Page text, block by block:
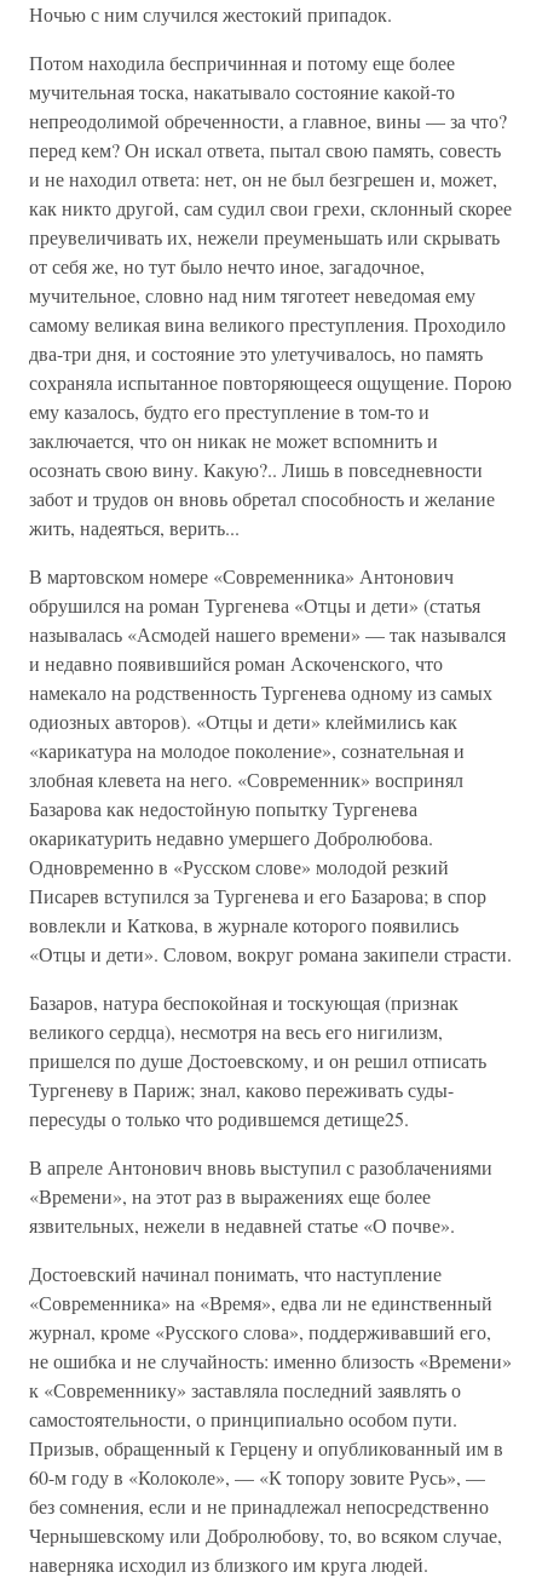
Ночью с ним случился жестокий припадок.
Потом находила беспричинная и потому еще более
мучительная тоска, накатывало состояние какой-то
непреодолимой обреченности, а главное, вины — за что?
перед кем? Он искал ответа, пытал свою память, совесть
и не находил ответа: нет, он не был безгрешен и, может,
как никто другой, сам судил свои грехи, склонный скорее
преувеличивать их, нежели преуменьшать или скрывать
от себя же, но тут было нечто иное, загадочное,
мучительное, словно над ним тяготеет неведомая ему
самому великая вина великого преступления. Проходило
два-три дня, и состояние это улетучивалось, но память
сохраняла испытанное повторяющееся ощущение. Порою
ему казалось, будто его преступление в том-то и
заключается, что он никак не может вспомнить и
осознать свою вину. Какую?.. Лишь в повседневности
забот и трудов он вновь обретал способность и желание
жить, надеяться, верить...
В мартовском номере «Современника» Антонович
обрушился на роман Тургенева «Отцы и дети» (статья
называлась «Асмодей нашего времени» — так назывался
и недавно появившийся роман Аскоченского, что
намекало на родственность Тургенева одному из самых
одиозных авторов). «Отцы и дети» клеймились как
«карикатура на молодое поколение», сознательная и
злобная клевета на него. «Современник» воспринял
Базарова как недостойную попытку Тургенева
окарикатурить недавно умершего Добролюбова.
Одновременно в «Русском слове» молодой резкий
Писарев вступился за Тургенева и его Базарова; в спор
вовлекли и Каткова, в журнале которого появились
«Отцы и дети». Словом, вокруг романа закипели страсти.
Базаров, натура беспокойная и тоскующая (признак
великого сердца), несмотря на весь его нигилизм,
пришелся по душе Достоевскому, и он решил отписать
Тургеневу в Париж; знал, каково переживать суды-
пересуды о только что родившемся детище25.
В апреле Антонович вновь выступил с разоблачениями
«Времени», на этот раз в выражениях еще более
язвительных, нежели в недавней статье «О почве».
Достоевский начинал понимать, что наступление
«Современника» на «Время», едва ли не единственный
журнал, кроме «Русского слова», поддерживавший его,
не ошибка и не случайность: именно близость «Времени»
к «Современнику» заставляла последний заявлять о
самостоятельности, о принципиально особом пути.
Призыв, обращенный к Герцену и опубликованный им в
60-м году в «Колоколе», — «К топору зовите Русь», —
без сомнения, если и не принадлежал непосредственно
Чернышевскому или Добролюбову, то, во всяком случае,
наверняка исходил из близкого им круга людей.